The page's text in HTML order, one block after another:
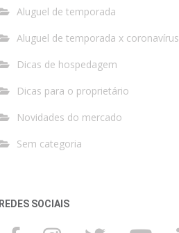
Aluguel de temporada
Aluguel de temporada x coronavírus
Dicas de hospedagem
Dicas para o proprietário
Novidades do mercado
Sem categoria
REDES SOCIAIS